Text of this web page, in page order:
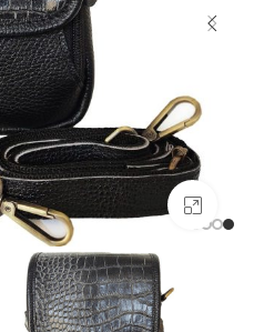
بزرگنمایی تصویر